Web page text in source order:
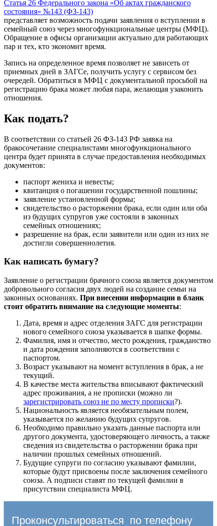
Статья 26 Федерального закона «Об актах гражданского
состояния» №143 (ФЗ-143)
представляет возможность подачи заявления о вступлении в
семейный союз через многофункциональные центры (МФЦ).
Обращение в офисы организации актуально для работающих
пар и тех, кто экономит время.
Запись на определенное время позволяет не зависеть от
приемных дней в ЗАГСе, получить услугу с сервисом без
очередей. Обратиться в МФЦ с документальной просьбой на
регистрацию брака может любая пара, желающая узаконить
отношения.
Как подать?
В соответствии со статьей 26 ФЗ-143 РФ заявка на
бракосочетание специалистами многофункционального
центра будет принята в случае предоставления необходимых
документов:
паспорт жениха и невесты;
квитанция о погашении государственной пошлины;
заявление установленной формы;
свидетельство о расторжении брака, если один или оба
из будущих супругов уже состояли в законных
семейных отношениях;
разрешение на брак, если заявители или один из них не
достигли совершеннолетия.
Как написать бумагу?
Заявление о регистрации брачного союза является документом
добровольного согласия двух людей на создание семьи на
законных основаниях. При внесении информации в бланк
стоит обратить внимание на следующие моменты:
Дата, время и адрес отделения ЗАГС для регистрации
нового семейного союза указывается в шапке формы.
Фамилия, имя и отчество, место рождения, гражданство
и дата рождения заполняются в соответствии с
паспортом.
Возраст указывают на момент вступления в брак, а не
текущий.
В качестве места жительства вписывают фактический
адрес проживания, а не прописки (можно ли
зарегистрировать союз не по месту прописки?).
Национальность является необязательным полем,
указывается по желанию будущих супругов.
Необходимо правильно указать данные паспорта или
другого документа, удостоверяющего личность, а также
сведения из свидетельства о расторжении брака при
наличии прошлых семейных отношений.
Будущие супруги по согласию указывают фамилии,
которые будут присвоены после заключения семейного
союза. А подписи ставят по текущей фамилии в
присутствии специалиста МФЦ.